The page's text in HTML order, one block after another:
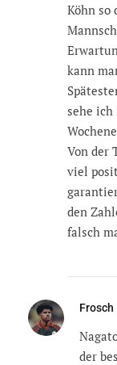
Köhn so
kann
sehe
Von der
viel
den
falsch
Frosch
der